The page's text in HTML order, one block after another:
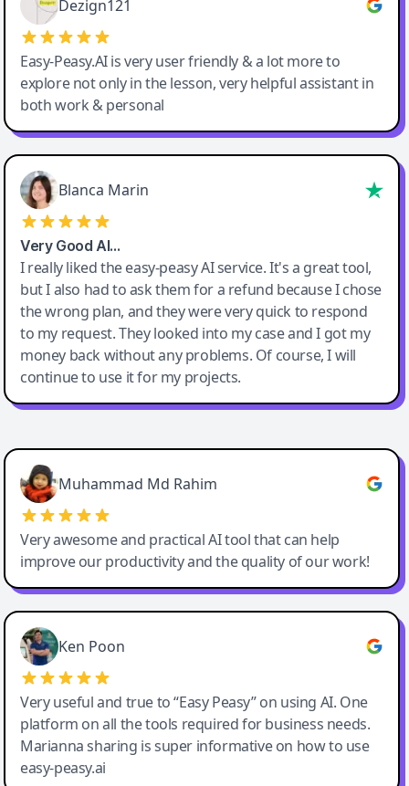
Dezign121
Easy-Peasy.AI is very user friendly & a lot more to
explore not only in the lesson, very helpful assistant in
both work & personal
Blanca Marin
Very Good AI…
I really liked the easy-peasy AI service. It's a great tool,
but I also had to ask them for a refund because I chose
the wrong plan, and they were very quick to respond
to my request. They looked into my case and I got my
money back without any problems. Of course, I will
continue to use it for my projects.
Easy-Peasy AI
Muhammad Md Rahim
Very awesome and practical AI tool that can help
improve our productivity and the quality of our work!
Ken Poon
Very useful and true to “Easy Peasy” on using AI. One
platform on all the tools required for business needs.
Marianna sharing is super informative on how to use
easy-peasy.ai